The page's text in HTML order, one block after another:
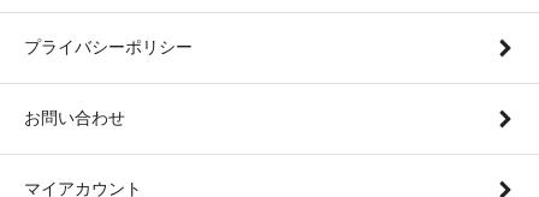
プライバシーポリシー
お問い合わせ
マイアカウント